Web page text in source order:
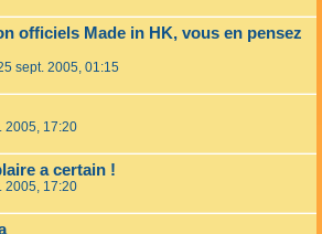
officiels Made in HK, vous en pensez
sept. 2005, 01:15
2005, 17:20
a certain !
2005, 17:20